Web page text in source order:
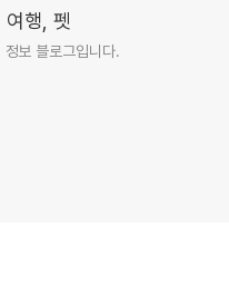
행, 펫
보 블로그입니다.